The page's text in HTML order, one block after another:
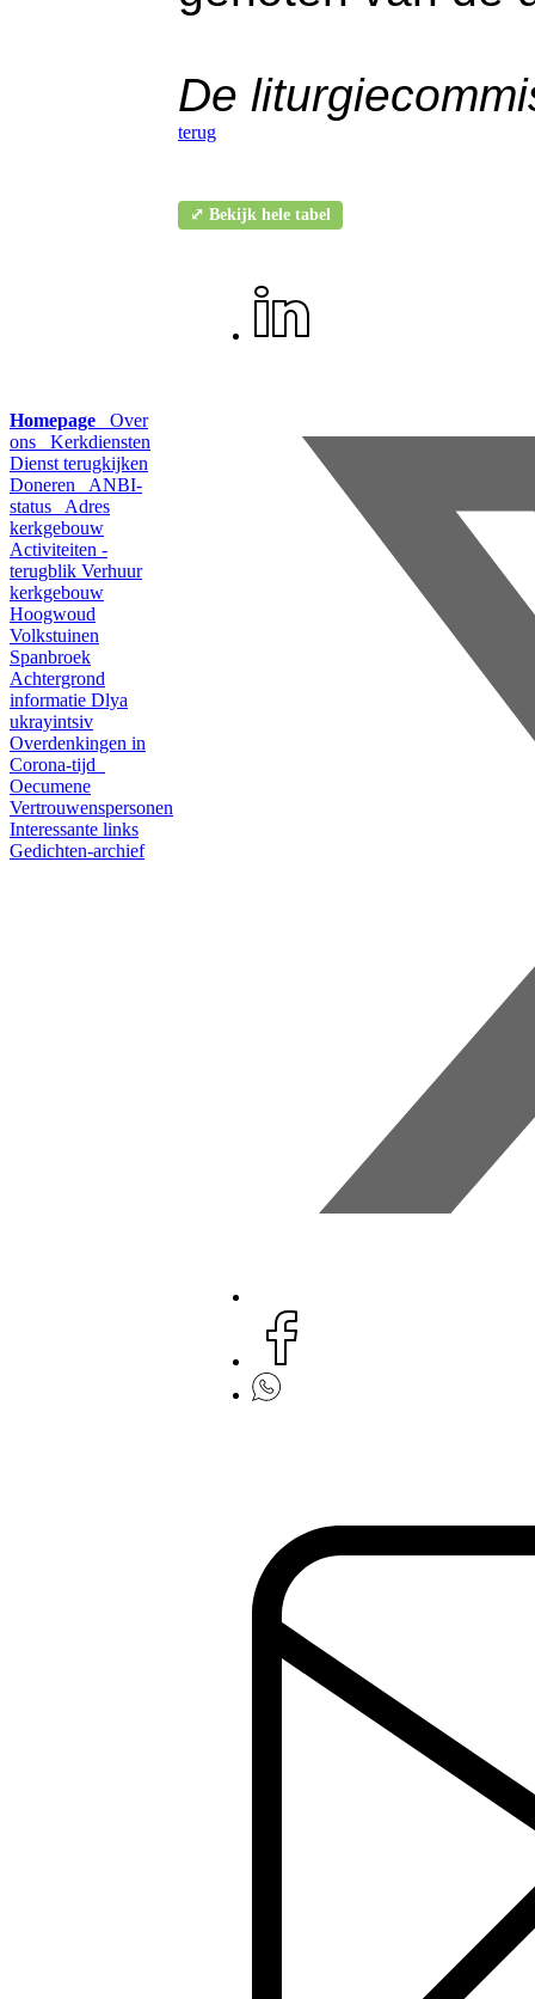
Homepage
Over
ons
Kerkdiensten
Dienst terugkijken
Doneren
ANBI-
status
Adres
kerkgebouw
Activiteiten -
terugblik Verhuur
kerkgebouw
Hoogwoud
Volkstuinen
Spanbroek
Achtergrond
informatie Dlya
ukrayintsiv
Overdenkingen in
Corona-tijd
Oecumene
Vertrouwenspersonen
Interessante links
Gedichten-archief
De
terug
⤢ Bekijk hele tabel